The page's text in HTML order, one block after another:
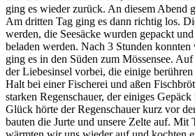
ging es wieder zurück. An diesem Abend
Am dritten Tag ging es dann richtig los.
werden, die Seesäcke wurden gepackt
beladen werden. Nach 3 Stunden
ging es in den Süden zum Mössensee.
der Liebesinsel vorbei, die einige
Halt bei einer Fischerei und aßen
starken Regenschauer, der einiges
Glück hörte der Regenschauer kurz vor
bauten die Jurte und unsere Zelte auf. Mit